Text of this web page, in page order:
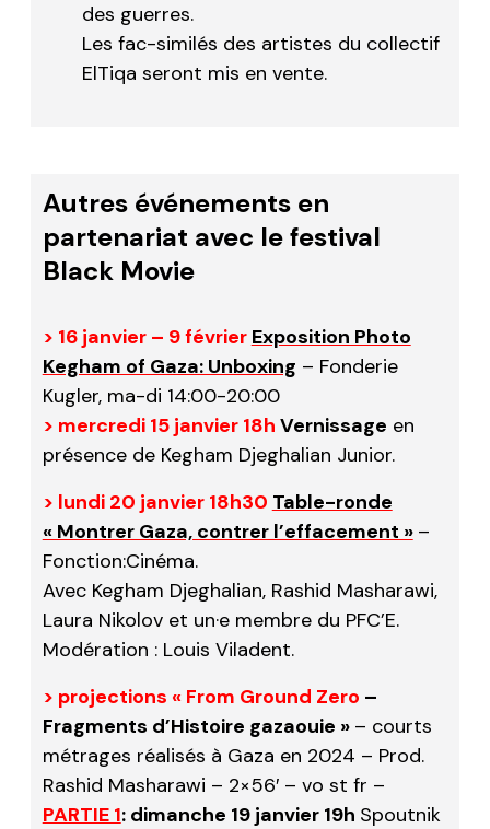
des guerres.
Les fac-similés des artistes du collectif
ElTiqa seront mis en vente.
Autres événements en
partenariat avec le festival
Black Movie
> 16 janvier – 9 février Exposition Photo
Kegham of Gaza: Unboxing – Fonderie
Kugler, ma-di 14:00-20:00
> mercredi 15 janvier 18h Vernissage en
présence de Kegham Djeghalian Junior.
> lundi 20 janvier 18h30 Table-ronde
« Montrer Gaza, contrer l’effacement » –
Fonction:Cinéma.
Avec Kegham Djeghalian, Rashid Masharawi,
Laura Nikolov et un·e membre du PFC’E.
Modération : Louis Viladent.
> projections « From Ground Zero –
Fragments d’Histoire gazaouie » – courts
métrages réalisés à Gaza en 2024 – Prod.
Rashid Masharawi – 2×56′ – vo st fr –
PARTIE 1: dimanche 19 janvier 19h Spoutnik